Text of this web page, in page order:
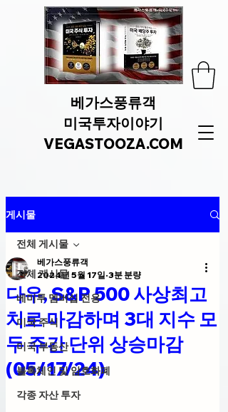
베가스풍류객
미국투자이야기
VEGASTOOZA.COM
게시물
전체 게시물
베미투 멤버십 전용
미국 주식
미국 부동산
블록체인 및 암호화폐
각종 자산 투자
전체 게시물
다우, S&P 500 사상최고
치로 마감하며 3대 지수 모
두 주간 단위 상승마감
(05/17/24)
베가스풍류객
2024년 5월 17일 3분 분량